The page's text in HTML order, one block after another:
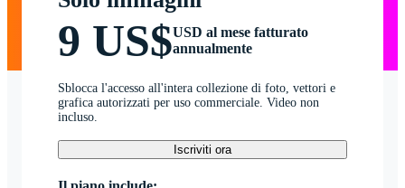
9 US$USD al mese fatturato
annualmente
Sblocca l'accesso all'intera collezione di foto, vettori e
grafica autorizzati per uso commerciale. Video non
incluso.
Iscriviti ora